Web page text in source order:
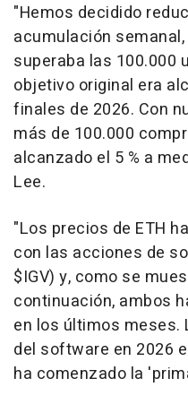
"Hemos decidido
acumulación
superaba las 100.000
objetivo original era
finales de 2026. Con
más de 100.000
alcanzado el 5 % a
Lee.
"Los precios de ETH
con las acciones de
$IGV) y, como se
continuación, ambos
en los últimos meses.
del software en 2026
ha comenzado la